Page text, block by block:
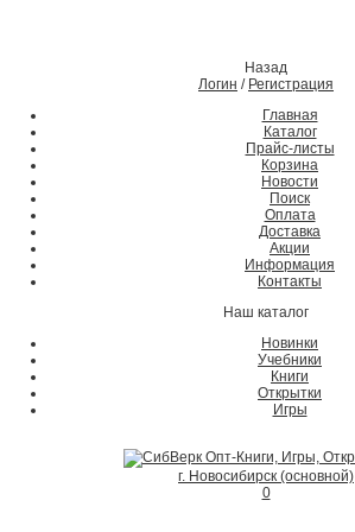
Назад
Логин / Регистрация
Главная
Каталог
Прайс-листы
Корзина
Новости
Поиск
Оплата
Доставка
Акции
Информация
Контакты
Наш каталог
Новинки
Учебники
Книги
Открытки
Игры
г. Новосибирск (основной)
0